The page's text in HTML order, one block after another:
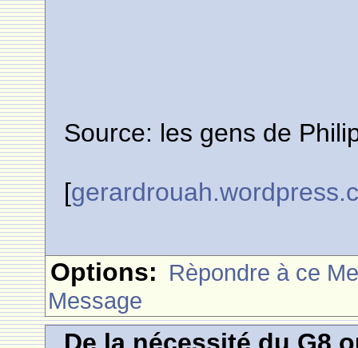
Source: les gens de
[
Options: Rèpondre à ce
Message